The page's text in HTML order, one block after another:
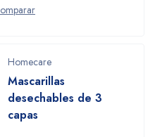
Homecare
Mascarillas
desechables de 3
capas